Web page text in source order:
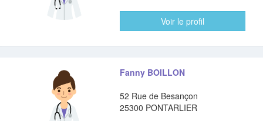
Voir le profil
Fanny BOILLON
52 Rue de Besançon
25300 PONTARLIER